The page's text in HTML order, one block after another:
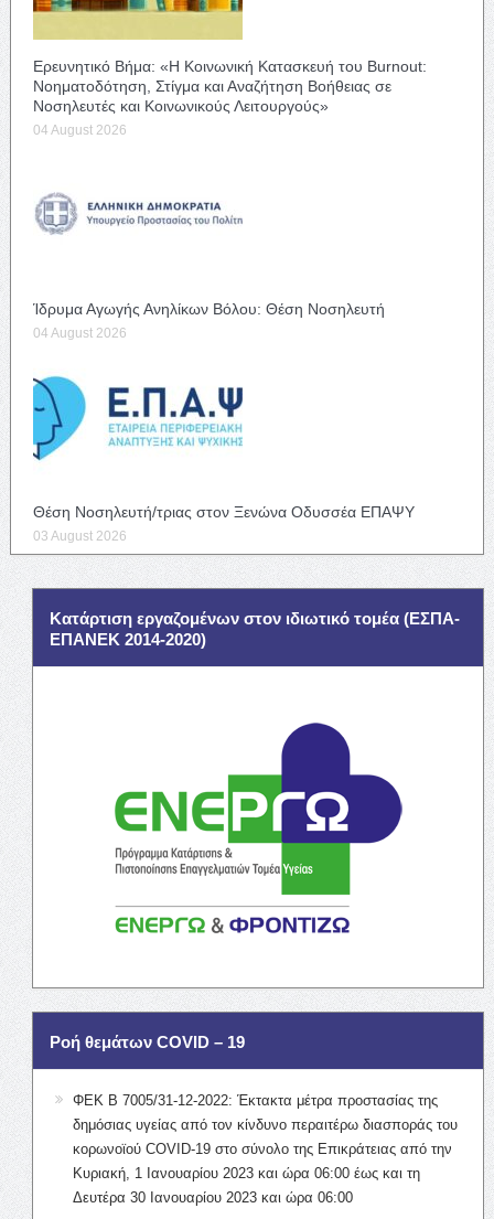
Ερευνητικό Βήμα: «Η Κοινωνική Κατασκευή του Burnout:
Νοηματοδότηση, Στίγμα και Αναζήτηση Βοήθειας σε
Νοσηλευτές και Κοινωνικούς Λειτουργούς»
04 August 2026
Ίδρυμα Αγωγής Ανηλίκων Βόλου: Θέση Νοσηλευτή
04 August 2026
Θέση Νοσηλευτή/τριας στον Ξενώνα Οδυσσέα ΕΠΑΨΥ
03 August 2026
Κατάρτιση εργαζομένων στον ιδιωτικό τομέα (ΕΣΠΑ-
ΕΠΑΝΕΚ 2014-2020)
Ροή θεμάτων COVID – 19
ΦΕΚ Β 7005/31-12-2022: Έκτακτα μέτρα προστασίας της
δημόσιας υγείας από τον κίνδυνο περαιτέρω διασποράς του
κορωνοϊού COVID-19 στο σύνολο της Επικράτειας από την
Κυριακή, 1 Ιανουαρίου 2023 και ώρα 06:00 έως και τη
Δευτέρα 30 Ιανουαρίου 2023 και ώρα 06:00